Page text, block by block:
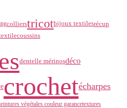
collierstricotbijoux textilesrécup
coussins
dentelle mérinosdéco
crochetécharpes
végétales couleur garancetextures